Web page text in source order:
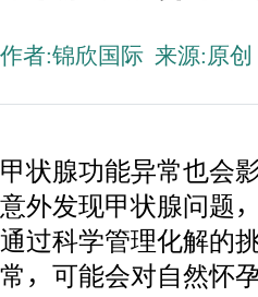
作者:锦欣国际 来源:原创
甲状腺功能异常也会
意外发现甲状腺问题
通过科学管理化解的
常，可能会对自然怀